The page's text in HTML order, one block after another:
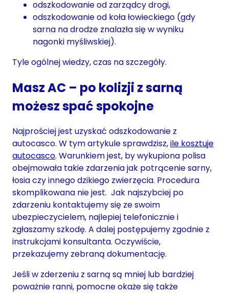
odszkodowanie od zarządcy drogi,
odszkodowanie od koła łowieckiego (gdy
sarna na drodze znalazła się w wyniku
nagonki myśliwskiej).
Tyle ogólnej wiedzy, czas na szczegóły.
Masz AC – po kolizji z sarną
możesz spać spokojne
Najprościej jest uzyskać odszkodowanie z
autocasco. W tym artykule sprawdzisz,ile kosztuje
autocasco. Warunkiem jest, by wykupiona polisa
obejmowała takie zdarzenia jak potrącenie sarny,
łosia czy innego dzikiego zwierzęcia. Procedura
skomplikowana nie jest. Jak najszybciej po
zdarzeniu kontaktujemy się ze swoim
ubezpieczycielem, najlepiej telefonicznie i
zgłaszamy szkodę. A dalej postępujemy zgodnie z
instrukcjami konsultanta. Oczywiście,
przekazujemy zebraną dokumentację.
Jeśli w zderzeniu z sarną są mniej lub bardziej
poważnie ranni, pomocne okaże się także